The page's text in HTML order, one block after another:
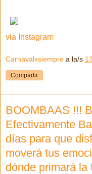
via Instagram
Carnavalxsiempre a la/s
Compartir
BOOMBAAS !!!
Efectivamente
días para que
moverá tus
dónde primará la